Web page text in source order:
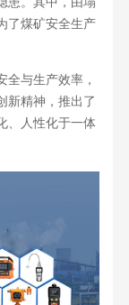
了煤矿安全生产
与生产效率，
新精神，推出了
、人性化于一体